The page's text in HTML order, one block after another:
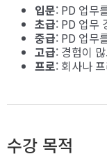
입문: PD 업무
초급: PD 업무
중급: PD 업무
고급: 경험이
프로: 회사나
수강 목적